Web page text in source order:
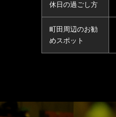
休日の過ごし方
町田周辺のお勧
めスポット